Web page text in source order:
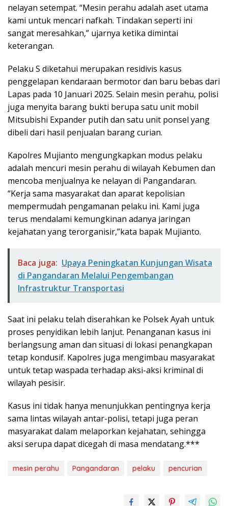
nelayan setempat. “Mesin perahu adalah aset utama
kami untuk mencari nafkah. Tindakan seperti ini
sangat meresahkan,” ujarnya ketika dimintai
keterangan.
Pelaku S diketahui merupakan residivis kasus
penggelapan kendaraan bermotor dan baru bebas dari
Lapas pada 10 Januari 2025. Selain mesin perahu, polisi
juga menyita barang bukti berupa satu unit mobil
Mitsubishi Expander putih dan satu unit ponsel yang
dibeli dari hasil penjualan barang curian.
Kapolres Mujianto mengungkapkan modus pelaku
adalah mencuri mesin perahu di wilayah Kebumen dan
mencoba menjualnya ke nelayan di Pangandaran.
“Kerja sama masyarakat dan aparat kepolisian
mempermudah pengamanan pelaku ini. Kami juga
terus mendalami kemungkinan adanya jaringan
kejahatan yang terorganisir,”kata bapak Mujianto.
Baca juga: Upaya Peningkatan Kunjungan Wisata
di Pangandaran Melalui Pengembangan
Infrastruktur Transportasi
Saat ini pelaku telah diserahkan ke Polsek Ayah untuk
proses penyidikan lebih lanjut. Penanganan kasus ini
berlangsung aman dan situasi di lokasi penangkapan
tetap kondusif. Kapolres juga mengimbau masyarakat
untuk tetap waspada terhadap aksi-aksi kriminal di
wilayah pesisir.
Kasus ini tidak hanya menunjukkan pentingnya kerja
sama lintas wilayah antar-polisi, tetapi juga peran
masyarakat dalam melaporkan kejahatan, sehingga
aksi serupa dapat dicegah di masa mendatang.***
mesin perahu Pangandaran pelaku pencurian